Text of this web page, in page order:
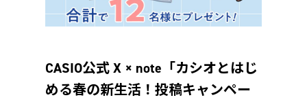
CASIO公式 X × note「カシオとはじ
める春の新生活！投稿キャンペー